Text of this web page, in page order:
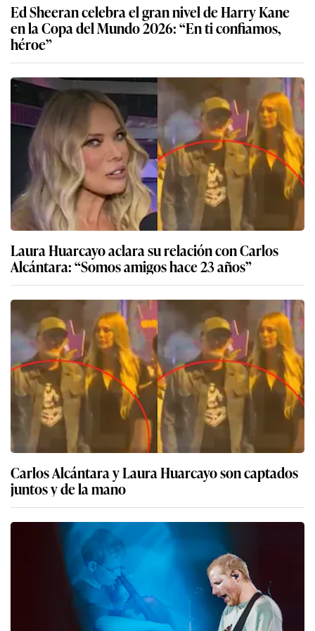
Ed Sheeran celebra el gran nivel de Harry Kane
en la Copa del Mundo 2026: “En ti confiamos,
héroe”
Laura Huarcayo aclara su relación con Carlos
Alcántara: “Somos amigos hace 23 años”
Carlos Alcántara y Laura Huarcayo son captados
juntos y de la mano